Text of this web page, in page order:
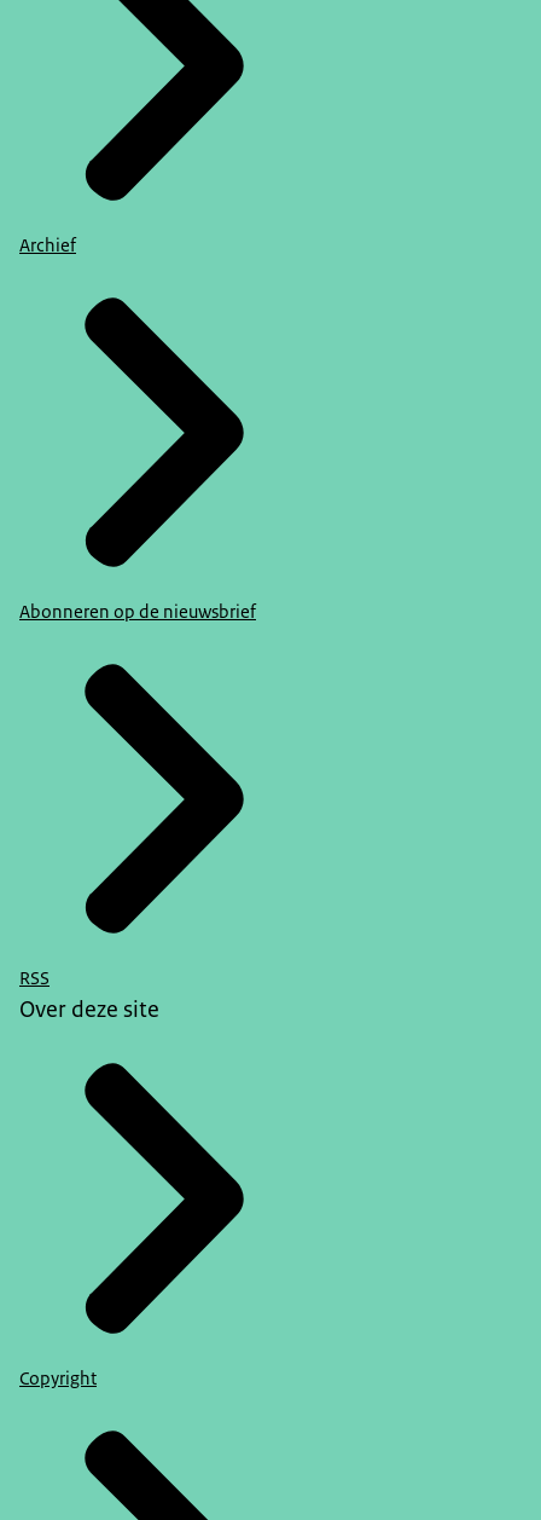
Archief
Abonneren op de nieuwsbrief
RSS
Over deze site
Copyright